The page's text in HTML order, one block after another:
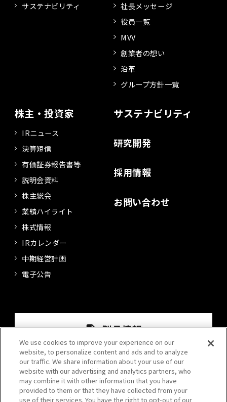
サステナビリティ
社長メッセージ
役員一覧
MVV
創業者の想い
沿革
グループ方針一覧
株主・投資家
IRニュース
決算短信
有価証券報告書等
説明会資料
株主総会
業績ハイライト
株式情報
IRカレンダー
中期経営計画
電子公告
サステナビリティ
研究開発
採用情報
お問い合わせ
We use cookies to improve your experience on our
website, to personalize content and ads and to analyze
our traffic. We share information about your use of our
website with our advertising and analytics partners, who
may combine it with other information that you have
provided to them or that they have collected from your
use of their services. You have the right to opt-out of our